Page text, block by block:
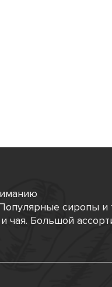
сиропы и
чая. Большой